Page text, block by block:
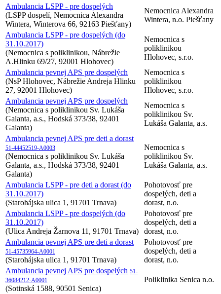
Ambulancia LSPP - pre dospelých
(LSPP dospelí, Nemocnica Alexandra
Wintera, Winterova 66, 92163 Piešťany)
Nemocnica Alexandra
Wintera, n.o. Piešťany
Ambulancia LSPP - pre dospelých (do
31.10.2017)
(Nemocnica s poliklinikou, Nábrežie
A.Hlinku 69/27, 92001 Hlohovec)
Nemocnica s
poliklinikou
Hlohovec, s.r.o.
Ambulancia pevnej APS pre dospelých
(NsP Hlohovec, Nábrežie Andreja Hlinku
27, 92001 Hlohovec)
Nemocnica s
poliklinikou
Hlohovec, s.r.o.
Ambulancia pevnej APS pre dospelých
(Nemocnica s poliklinikou Sv. Lukáša
Galanta, a.s., Hodská 373/38, 92401
Galanta)
Nemocnica s
poliklinikou Sv.
Lukáša Galanta, a.s.
Ambulancia pevnej APS pre deti a dorast
51-44452519-A0003
(Nemocnica s poliklinikou Sv. Lukáša
Galanta, a.s., Hodská 373/38, 92401
Galanta)
Nemocnica s
poliklinikou Sv.
Lukáša Galanta, a.s.
Ambulancia LSPP - pre deti a dorast (do
31.10.2017)
(Starohájska ulica 1, 91701 Trnava)
Pohotovosť pre
dospelých, deti a
dorast, n.o.
Ambulancia LSPP - pre dospelých (do
31.10.2017)
(Ulica Andreja Žarnova 11, 91701 Trnava)
Pohotovosť pre
dospelých, deti a
dorast, n.o.
Ambulancia pevnej APS pre deti a dorast
51-45735964-A0001
(Starohájska ulica 1, 91701 Trnava)
Pohotovosť pre
dospelých, deti a
dorast, n.o.
Ambulancia pevnej APS pre dospelých 51-
36084212-A0001
(Sotinská 1588, 90501 Senica)
Poliklinika Senica n.o.